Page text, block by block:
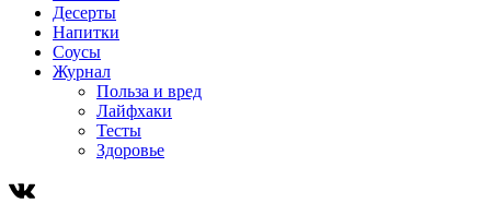
Десерты
Напитки
Соусы
Журнал
Польза и вред
Лайфхаки
Тесты
Здоровье